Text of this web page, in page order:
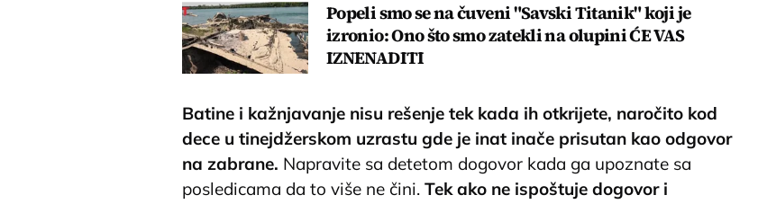
Popeli smo se na čuveni "Savski Titanik" koji je
izronio: Ono što smo zatekli na olupini ĆE VAS
IZNENADITI
Batine i kažnjavanje nisu rešenje tek kada ih otkrijete, naročito kod
dece u tinejdžerskom uzrastu gde je inat inače prisutan kao odgovor
na zabrane. Napravite sa detetom dogovor kada ga upoznate sa
posledicama da to više ne čini. Tek ako ne ispoštuje dogovor i